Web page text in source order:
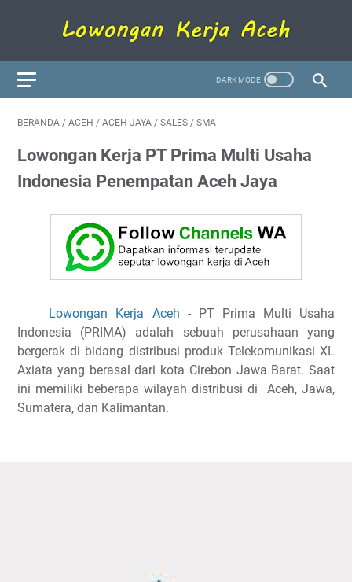
BERANDA / ACEH / ACEH JAYA / SALES / SMA
Lowongan Kerja PT Prima Multi Usaha
Indonesia Penempatan Aceh Jaya
Lowongan Kerja Aceh - PT Prima Multi Usaha
Indonesia (PRIMA) adalah sebuah perusahaan yang
bergerak di bidang distribusi produk Telekomunikasi XL
Axiata yang berasal dari kota Cirebon Jawa Barat. Saat
ini memiliki beberapa wilayah distribusi di Aceh, Jawa,
Sumatera, dan Kalimantan.